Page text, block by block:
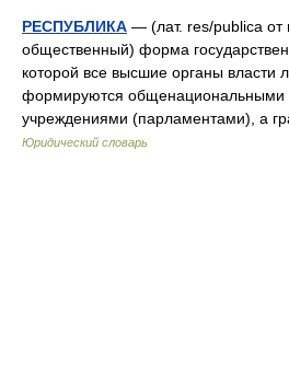
РЕСПУБЛИКА — (лат. res/publica от
общественный) форма
которой все высшие органы власти
формируются общенациональными
учреждениями (парламентами), а
Юридический словарь